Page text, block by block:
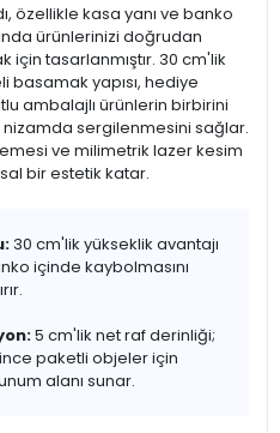
özellikle kasa yanı ve banko
ürünlerinizi doğrudan
için tasarlanmıştır. 30 cm'lik
basamak yapısı, hediye
ambalajlı ürünlerin birbirini
sergilenmesini sağlar.
ve milimetrik lazer kesim
bir estetik katar.
30 cm'lik yükseklik avantajı
içinde kaybolmasını
5 cm'lik net raf derinliği;
paketli objeler için
alanı sunar.